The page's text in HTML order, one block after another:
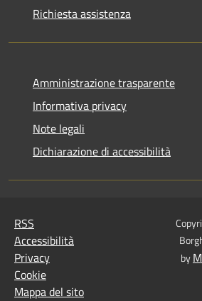
Richiesta assistenza
Amministrazione trasparente
Informativa privacy
Note legali
Dichiarazione di accessibilità
RSS
Accessibilità
Privacy
Cookie
Mappa del sito
by